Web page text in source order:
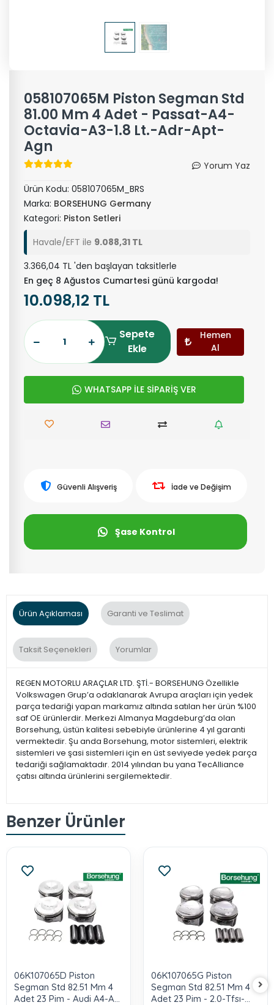
058107065M Piston Segman Std
81.00 Mm 4 Adet - Passat-A4-
Octavia-A3-1.8 Lt.-Adr-Apt-
Agn
Yorum Yaz
Ürün Kodu: 058107065M_BRS
Marka: BORSEHUNG Germany
Kategori: Piston Setleri
Havale/EFT ile 9.088,31 TL
3.366,04 TL 'den başlayan taksitlerle
En geç 8 Ağustos Cumartesi günü kargoda!
10.098,12 TL
Sepete
Ekle
Hemen
Al
WHATSAPP İLE SİPARİŞ VER
Güvenli Alışveriş İade ve Değişim
Şase Kontrol
Ürün Açıklaması Garanti ve Teslimat
Taksit Seçenekleri Yorumlar
REGEN MOTORLU ARAÇLAR LTD. ŞTİ.- BORSEHUNG Özellikle
Volkswagen Grup’a odaklanarak Avrupa araçları için yedek
parça tedariği yapan markamız altında satılan her ürün %100
saf OE ürünlerdir. Merkezi Almanya Magdeburg’da olan
Borsehung, üstün kalitesi sebebiyle ürünlerine 4 yıl garanti
vermektedir. Şu anda Borsehung, motor sistemleri, elektrik
sistemleri ve şasi sistemleri için en üst seviyede yedek parça
tedariği sağlamaktadır. 2014 yılından bu yana TecAlliance
çatısı altında ürünlerini sergilemektedir.
Benzer Ürünler
06K107065D Piston
Segman Std 82.51 Mm 4
Adet 23 Pim - Audi A4-A5-
06K107065G Piston
Segman Std 82.51 Mm 4
Adet 23 Pim - 2.0-Tfsı-